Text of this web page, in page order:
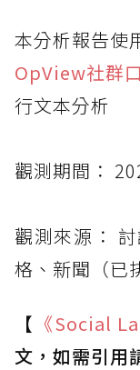
本分析報告使
OpView社群
行文本分析
觀測期間：
觀測來源：
格、新聞（已
【 《Social
文，如需引用